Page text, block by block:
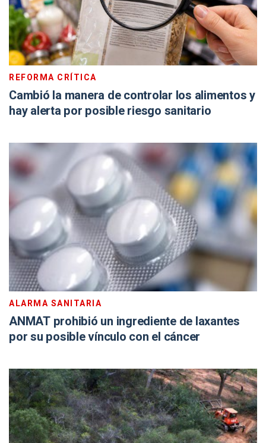
REFORMA CRÍTICA
Cambió la manera de controlar los alimentos y
hay alerta por posible riesgo sanitario
ALARMA SANITARIA
ANMAT prohibió un ingrediente de laxantes
por su posible vínculo con el cáncer